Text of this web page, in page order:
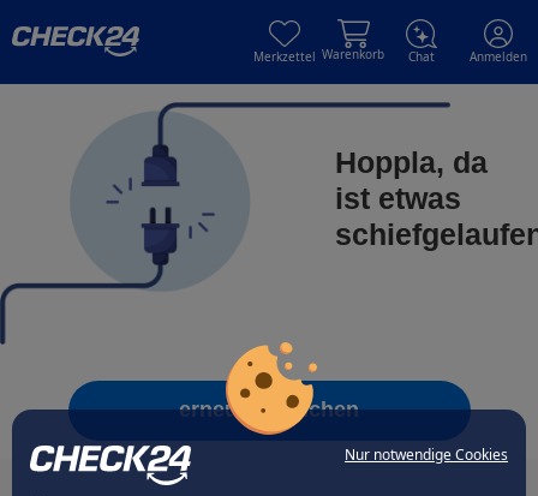
Nur notwendige Cookies
Merkzettel Warenkorb Chat Anmelden
Hoppla, da
ist etwas
erneut versuchen